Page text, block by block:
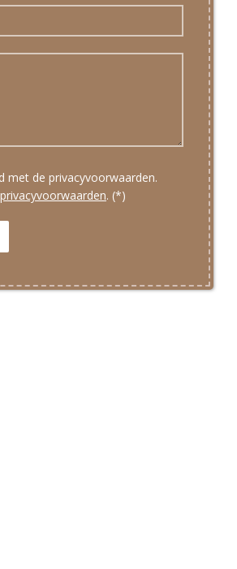
met de privacyvoorwaarden.
privacyvoorwaarden. (*)